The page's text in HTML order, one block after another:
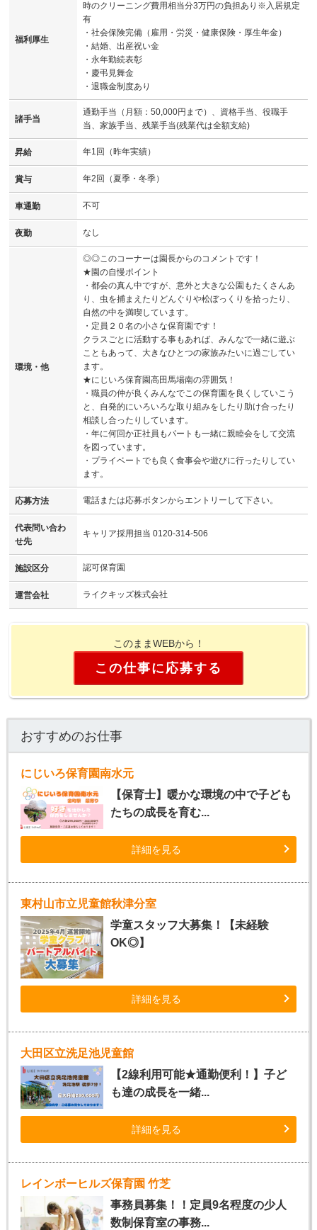
福利厚生
時のクリーニング費用相当分3万円の負担あり※入居規定
有
・社会保険完備（雇用・労災・健康保険・厚生年金）
・結婚、出産祝い金
・永年勤続表彰
・慶弔見舞金
・退職金制度あり
諸手当
通勤手当（月額：50,000円まで）、資格手当、役職手
当、家族手当、残業手当(残業代は全額支給)
昇給 年1回（昨年実績）
賞与 年2回（夏季・冬季）
車通勤 不可
夜勤 なし
環境・他
◎◎このコーナーは園長からのコメントです！
★園の自慢ポイント
・都会の真ん中ですが、意外と大きな公園もたくさんあ
り、虫を捕まえたりどんぐりや松ぼっくりを拾ったり、
自然の中を満喫しています。
・定員２０名の小さな保育園です！
クラスごとに活動する事もあれば、みんなで一緒に遊ぶ
こともあって、大きなひとつの家族みたいに過ごしてい
ます。
★にじいろ保育園高田馬場南の雰囲気！
・職員の仲が良くみんなでこの保育園を良くしていこう
と、自発的にいろいろな取り組みをしたり助け合ったり
相談し合ったりしています。
・年に何回か正社員もパートも一緒に親睦会をして交流
を図っています。
・プライベートでも良く食事会や遊びに行ったりしてい
ます。
応募方法 電話または応募ボタンからエントリーして下さい。
代表問い合わ
せ先
キャリア採用担当 0120-314-506
施設区分 認可保育園
運営会社 ライクキッズ株式会社
このままWEBから！
この仕事に応募する
おすすめのお仕事
にじいろ保育園南水元
【保育士】暖かな環境の中で子ども
たちの成長を育む...
詳細を見る
東村山市立児童館秋津分室
学童スタッフ大募集！【未経験
OK◎】
詳細を見る
大田区立洗足池児童館
【2線利用可能★通勤便利！】子ど
も達の成長を一緒...
詳細を見る
レインボーヒルズ保育園 竹芝
事務員募集！！定員9名程度の少人
数制保育室の事務...